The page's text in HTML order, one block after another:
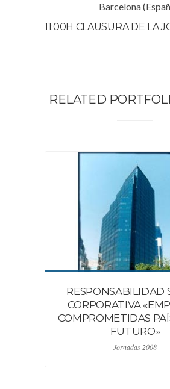
Barcelona
11:00H CLAUSURA DE LA
RELATED
RESPONSABILIDAD
CORPORATIVA
COMPROMETIDAS
FUTURO»
Jornadas 2008